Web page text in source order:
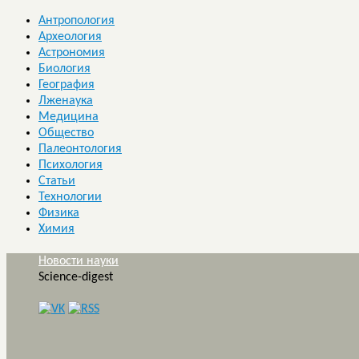
Антропология
Археология
Астрономия
Биология
География
Лженаука
Медицина
Общество
Палеонтология
Психология
Статьи
Технологии
Физика
Химия
Новости науки
Science-digest